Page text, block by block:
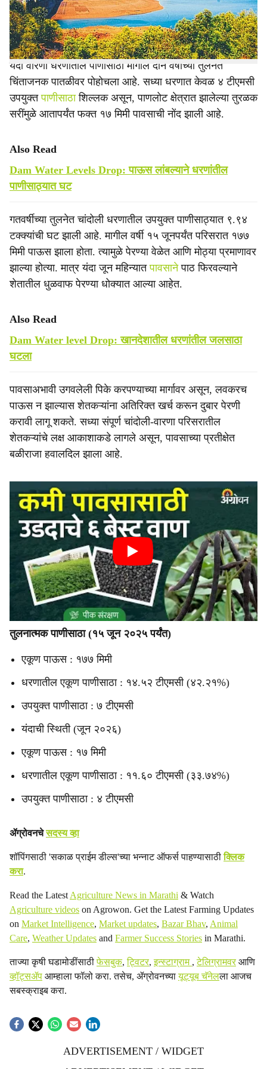
e
निर्माण झाले आहे. पुढील चार ते पाच दिवसांत दमदार पाऊस न
झाल्यास दुबार पेरणीचे संकट ओढवण्याची शक्यता व्यक्त होत आहे.
यंदा वारणा धरणातील पाणीसाठा मागील दोन वर्षांच्या तुलनेत
चिंताजनक पातळीवर पोहोचला आहे. सध्या धरणात केवळ ४ टीएमसी
उपयुक्तपाणीसाठाशिल्लक असून, पाणलोट क्षेत्रात झालेल्या तुरळक
सरींमुळे आतापर्यंत फक्त १७ मिमी पावसाची नोंद झाली आहे.
Also Read
Dam Water Levels Drop: पाऊस लांबल्याने धरणांतील
पाणीसाठ्यात घट
गतवर्षीच्या तुलनेत चांदोली धरणातील उपयुक्त पाणीसाठ्यात ९.९४
टक्क्यांची घट झाली आहे. मागील वर्षी १५ जूनपर्यंत परिसरात १७७
मिमी पाऊस झाला होता. त्यामुळे पेरण्या वेळेत आणि मोठ्या प्रमाणावर
झाल्या होत्या. मात्र यंदा जून महिन्यातपावसानेपाठ फिरवल्याने
शेतातील धुळवाफ पेरण्या धोक्यात आल्या आहेत.
Also Read
Dam Water level Drop: खानदेशातील धरणांतील जलसाठा
घटला
पावसाअभावी उगवलेली पिके करपण्याच्या मार्गावर असून, लवकरच
पाऊस न झाल्यास शेतकऱ्यांना अतिरिक्त खर्च करून दुबार पेरणी
करावी लागू शकते. सध्या संपूर्ण चांदोली-वारणा परिसरातील
शेतकऱ्यांचे लक्ष आकाशाकडे लागले असून, पावसाच्या प्रतीक्षेत
बळीराजा हवालदिल झाला आहे.
तुलनात्मक पाणीसाठा (१५ जून २०२५ पर्यंत)
एकूण पाऊस : १७७ मिमी
धरणातील एकूण पाणीसाठा : १४.५२ टीएमसी (४२.२१%)
उपयुक्त पाणीसाठा : ७ टीएमसी
यंदाची स्थिती (जून २०२६)
एकूण पाऊस : १७ मिमी
धरणातील एकूण पाणीसाठा : ११.६० टीएमसी (३३.७४%)
उपयुक्त पाणीसाठा : ४ टीएमसी
ॲग्रोवनचेसदस्य व्हा
शॉपिंगसाठी 'सकाळ प्राईम डील्स'च्या भन्नाट ऑफर्स पाहण्यासाठीक्लिक
करा.
Read the Latest Agriculture News in Marathi & Watch
Agriculture videos on Agrowon. Get the Latest Farming Updates
on Market Intelligence, Market updates, Bazar Bhav, Animal
Care, Weather Updates and Farmer Success Stories in Marathi.
ताज्या कृषी घडामोडींसाठीफेसबुक,ट्विटर,इन्स्टाग्राम ,टेलिग्रामवरआणि
व्हॉट्सॲप आम्हाला फॉलो करा. तसेच, ॲग्रोवनच्यायूट्यूब चॅनेलला आजच
सबस्क्राइब करा.
ADVERTISEMENT / WIDGET